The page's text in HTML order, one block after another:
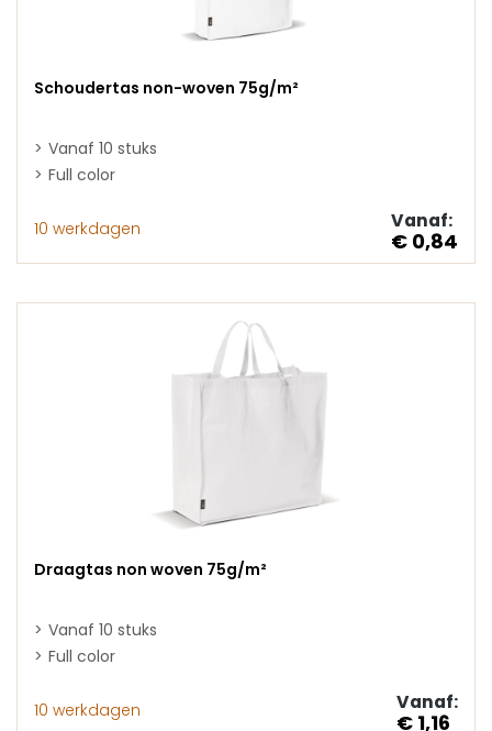
Schoudertas non-woven 75g/m²
Vanaf 10 stuks
Full color
10 werkdagen Vanaf:
€ 0,84
Draagtas non woven 75g/m²
Vanaf 10 stuks
Full color
10 werkdagen Vanaf:
€ 1,16